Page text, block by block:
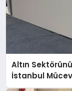
Altın
İstanbul